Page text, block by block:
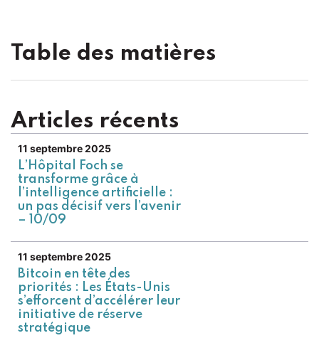
Table des matières
Articles récents
11 septembre 2025
L’Hôpital Foch se
transforme grâce à
l’intelligence artificielle :
un pas décisif vers l’avenir
– 10/09
11 septembre 2025
Bitcoin en tête des
priorités : Les États-Unis
s’efforcent d’accélérer leur
initiative de réserve
stratégique